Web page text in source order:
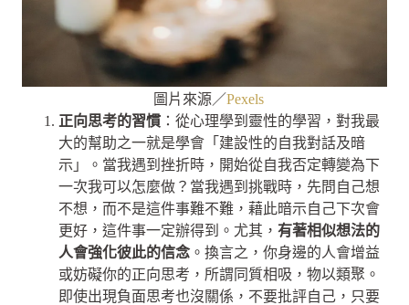
圖片來源／Pexels
正向思考的習慣 ：從心理學到靈性的學習，對我最
大的幫助之一就是學會「建設性的自我對話及暗
示」。當我遇到挫折時，開始從自我否定轉變為下
一次我可以怎麼做？當我遇到挑戰時，先問自己想
不想，而不是這件事難不難，藉此暗示自己下次會
更好，這件事一定辦得到。尤其， 有著相似想法的
人會強化彼此的信念 。換言之，你身邊的人會增益
或妨礙你的正向思考，所謂同質相吸，物以類聚。
即使出現負面思考也沒關係，不要批評自己，只要